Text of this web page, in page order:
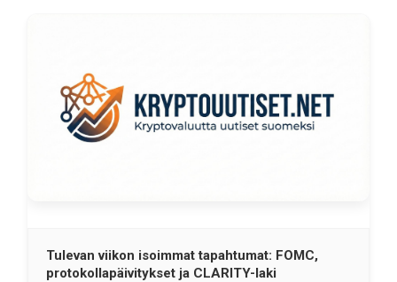
Tulevan viikon isoimmat tapahtumat: FOMC,
protokollapäivitykset ja CLARITY-laki